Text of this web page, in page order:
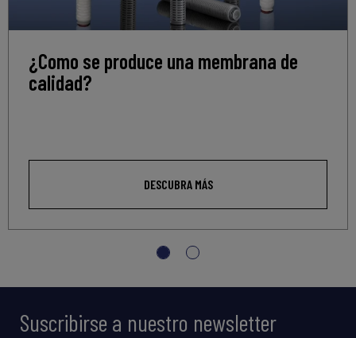
¿Como se produce una membrana de
calidad?
DESCUBRA MÁS
Suscribirse a nuestro newsletter